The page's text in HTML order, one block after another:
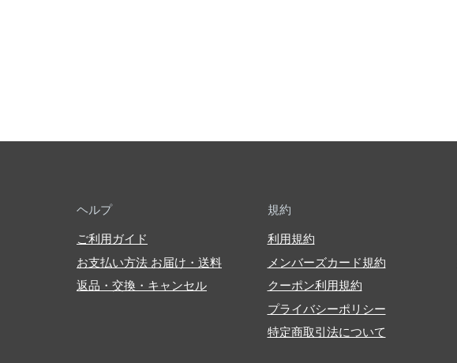
ヘルプ
ご利用ガイド
お支払い方法 お届け・送料
返品・交換・キャンセル
規約
利用規約
メンバーズカード規約
クーポン利用規約
プライバシーポリシー
特定商取引法について